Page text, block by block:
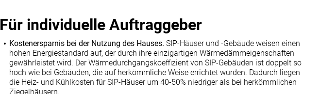
Für individuelle Auftraggeber
Kostenersparnis bei der Nutzung des Hauses. SIP-Häuser und -Gebäude weisen einen
hohen Energiestandard auf, der durch ihre einzigartigen Wärmedämmeigenschaften
gewährleistet wird. Der Wärmedurchgangskoeffizient von SIP-Gebäuden ist doppelt so
hoch wie bei Gebäuden, die auf herkömmliche Weise errichtet wurden. Dadurch liegen
die Heiz- und Kühlkosten für SIP-Häuser um 40-50% niedriger als bei herkömmlichen
Ziegelhäusern.